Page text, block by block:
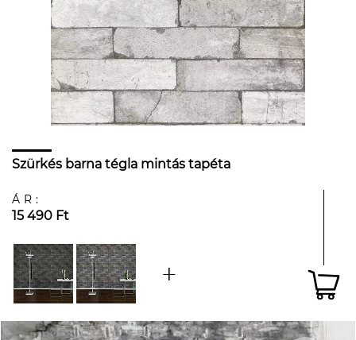
Szürkés barna tégla mintás tapéta
ÁR:
15 490 Ft